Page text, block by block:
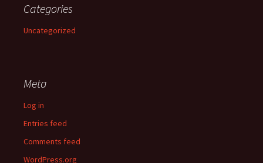
Categories
Uncategorized
Meta
Log in
Entries feed
Comments feed
WordPress.org